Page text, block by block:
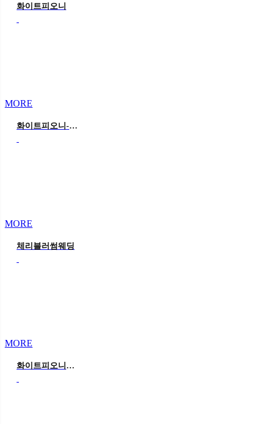
화이트피오니
MORE
화이트피오니-컬러변경
MORE
체리블러썸웨딩
MORE
화이트피오니웨딩